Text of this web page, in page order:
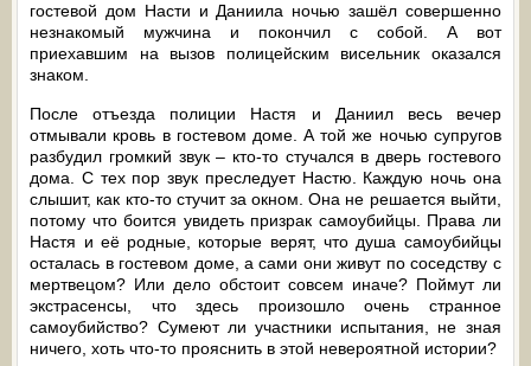
гостевой дом Насти и Даниила ночью зашёл совершенно
незнакомый мужчина и покончил с собой. А вот
приехавшим на вызов полицейским висельник оказался
знаком.
После отъезда полиции Настя и Даниил весь вечер
отмывали кровь в гостевом доме. А той же ночью супругов
разбудил громкий звук – кто-то стучался в дверь гостевого
дома. С тех пор звук преследует Настю. Каждую ночь она
слышит, как кто-то стучит за окном. Она не решается выйти,
потому что боится увидеть призрак самоубийцы. Права ли
Настя и её родные, которые верят, что душа самоубийцы
осталась в гостевом доме, а сами они живут по соседству с
мертвецом? Или дело обстоит совсем иначе? Поймут ли
экстрасенсы, что здесь произошло очень странное
самоубийство? Сумеют ли участники испытания, не зная
ничего, хоть что-то прояснить в этой невероятной истории?